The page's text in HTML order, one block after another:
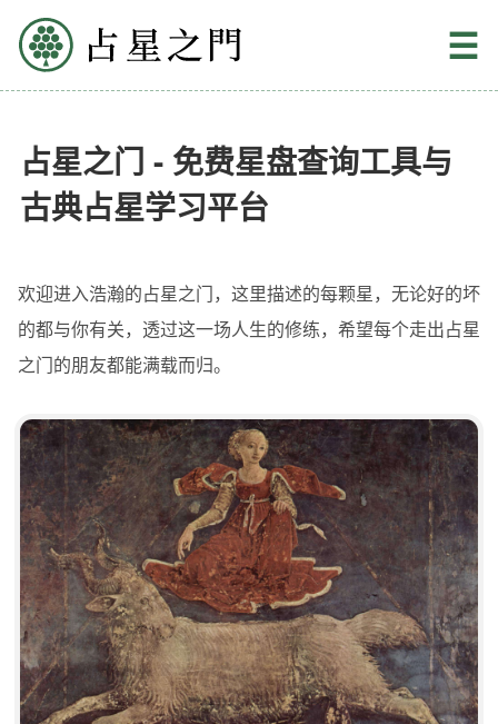
☰
占星之门 - 免费星盘查询工具与
古典占星学习平台
欢迎进入浩瀚的占星之门，这里描述的每颗星，无论好的坏
的都与你有关，透过这一场人生的修练，希望每个走出占星
之门的朋友都能满载而归。